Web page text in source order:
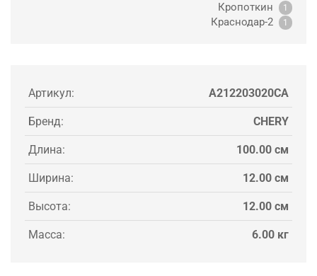
Кропоткин 1
Краснодар-2 1
Артикул: A212203020CA
Бренд: CHERY
Длина: 100.00 см
Ширина: 12.00 см
Высота: 12.00 см
Масса: 6.00 кг